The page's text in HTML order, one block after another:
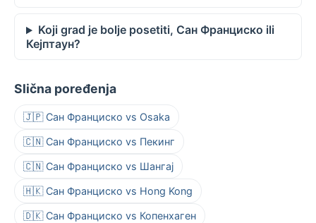
Koji grad je bolje posetiti, Сан Франциско ili
Кејптаун?
Slična poređenja
🇯🇵 Сан Франциско vs Osaka
🇨🇳 Сан Франциско vs Пекинг
🇨🇳 Сан Франциско vs Шангај
🇭🇰 Сан Франциско vs Hong Kong
🇩🇰 Сан Франциско vs Копенхаген